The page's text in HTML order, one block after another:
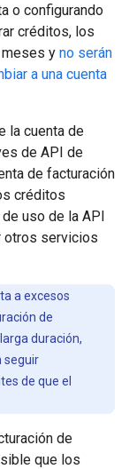
o configurando
créditos, los
y no serán
a una cuenta
la cuenta de
de API de
de facturación
créditos
uso de la API
otros servicios
a excesos
de
duración,
seguir
de que el
de
que los